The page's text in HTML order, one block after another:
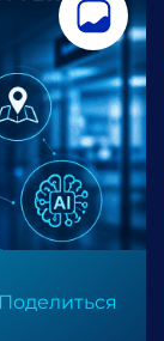
Поделиться